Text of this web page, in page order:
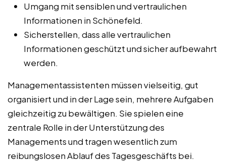
Umgang mit sensiblen und vertraulichen
Informationen in Schönefeld.
Sicherstellen, dass alle vertraulichen
Informationen geschützt und sicher aufbewahrt
werden.
Managementassistenten müssen vielseitig, gut
organisiert und in der Lage sein, mehrere Aufgaben
gleichzeitig zu bewältigen. Sie spielen eine
zentrale Rolle in der Unterstützung des
Managements und tragen wesentlich zum
reibungslosen Ablauf des Tagesgeschäfts bei.